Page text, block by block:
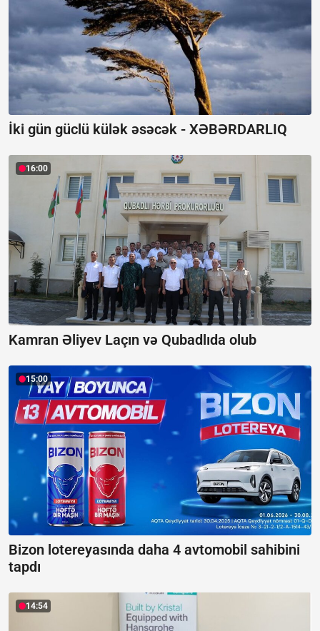
İki gün güclü külək əsəcək - XƏBƏRDARLIQ
16:00
Kamran Əliyev Laçın və Qubadlıda olub
15:00
Bizon lotereyasında daha 4 avtomobil sahibini
tapdı
14:54